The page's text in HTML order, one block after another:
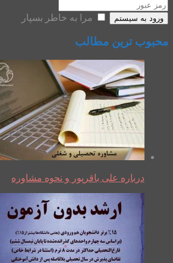
ورود به سیستم مرا به خاطر بسپار
محبوب ترین مطالب
درباره علی باقرپور و نحوه مشاوره